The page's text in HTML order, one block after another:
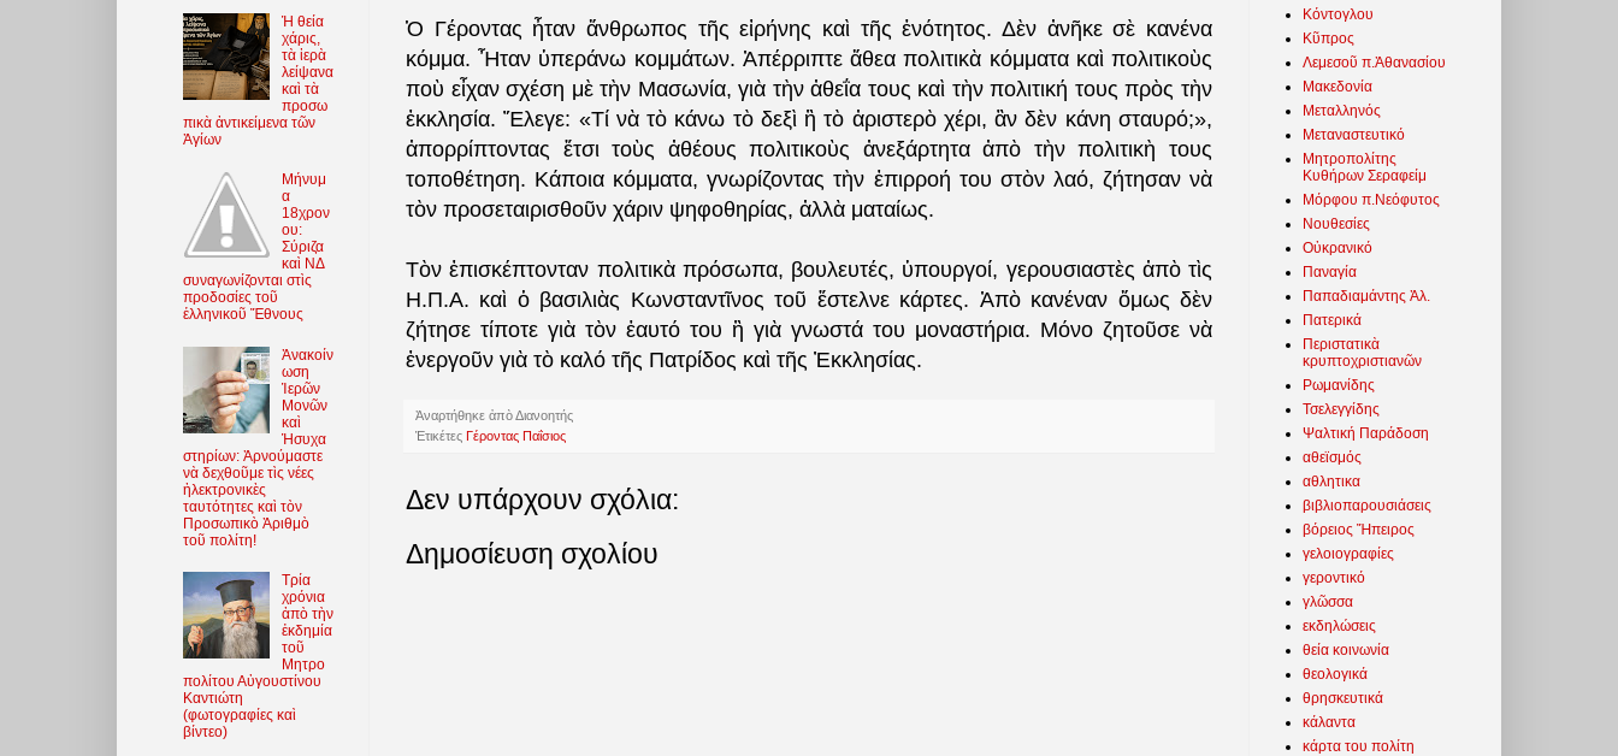
Ὁ Γέροντας ἦταν ἄνθρωπος τῆς εἰρήνης καὶ τῆς ἑνότητος. Δὲν ἀνῆκε σὲ κανένα
κόμμα. Ἦταν ὑπεράνω κομμάτων. Ἀπέρριπτε ἄθεα πολιτικὰ κόμματα καὶ πολιτικοὺς
ποὺ εἶχαν σχέση μὲ τὴν Μασωνία, γιὰ τὴν ἀθεΐα τους καὶ τὴν πολιτική τους πρὸς τὴν
ἐκκλησία. Ἔλεγε: «Τί νὰ τὸ κάνω τὸ δεξὶ ἢ τὸ ἀριστερὸ χέρι, ἂν δὲν κάνη σταυρό;»,
ἀπορρίπτοντας ἔτσι τοὺς ἀθέους πολιτικοὺς ἀνεξάρτητα ἀπὸ τὴν πολιτικὴ τους
τοποθέτηση. Κάποια κόμματα, γνωρίζοντας τὴν ἐπιρροή του στὸν λαό, ζήτησαν νὰ
τὸν προσεταιρισθοῦν χάριν ψηφοθηρίας, ἀλλὰ ματαίως.
Τὸν ἐπισκέπτονταν πολιτικὰ πρόσωπα, βουλευτές, ὑπουργοί, γερουσιαστὲς ἀπὸ τὶς
Η.Π.Α. καὶ ὁ βασιλιὰς Κωνσταντῖνος τοῦ ἔστελνε κάρτες. Ἀπὸ κανέναν ὅμως δὲν
ζήτησε τίποτε γιὰ τὸν ἑαυτό του ἢ γιὰ γνωστά του μοναστήρια. Μόνο ζητοῦσε νὰ
ἐνεργοῦν γιὰ τὸ καλό τῆς Πατρίδος καὶ τῆς Ἐκκλησίας.
Ἀναρτήθηκε ἀπὸΔιανοητής
Ἐτικέτες Γέροντας Παΐσιος
Δεν υπάρχουν σχόλια:
Δημοσίευση σχολίου
Ἡ θεία
χάρις,
τὰ ἱερὰ
λείψανα
καὶ τὰ
προσω
πικὰ ἀντικείμενα τῶν
Ἁγίων
Μήνυμ
α
18χρον
ου:
Σύριζα
καὶ ΝΔ
συναγωνίζονται στὶς
προδοσίες τοῦ
ἑλληνικοῦ Ἔθνους
Ἀνακοίν
ωση
Ἱερῶν
Μονῶν
καὶ
Ἡσυχα
στηρίων: Ἀρνούμαστε
νὰ δεχθοῦμε τὶς νέες
ἠλεκτρονικὲς
ταυτότητες καὶ τὸν
Προσωπικὸ Ἀριθμὸ
τοῦ πολίτη!
Τρία
χρόνια
ἀπὸ τὴν
ἐκδημία
τοῦ
Μητρο
πολίτου Αὐγουστίνου
Καντιώτη
(φωτoγραφίες καὶ
βίντεο)
Κόντογλου
Κῦπρος
Λεμεσοῦ π.Ἀθανασίου
Μακεδονία
Μεταλληνός
Μεταναστευτικό
Μητροπολίτης
Κυθήρων Σεραφείμ
Μόρφου π.Νεόφυτος
Νουθεσίες
Οὐκρανικό
Παναγία
Παπαδιαμάντης Ἀλ.
Πατερικά
Περιστατικὰ
κρυπτοχριστιανῶν
Ρωμανίδης
Τσελεγγίδης
Ψαλτική Παράδοση
αθεϊσμός
αθλητικα
βιβλιοπαρουσιάσεις
βόρειος Ἤπειρος
γελοιογραφίες
γεροντικό
γλῶσσα
εκδηλώσεις
θεία κοινωνία
θεολογικά
θρησκευτικά
κάλαντα
κάρτα του πολίτη